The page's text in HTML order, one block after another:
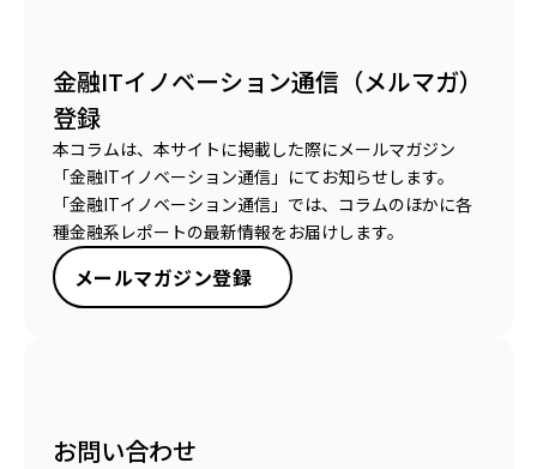
金融ITイノベーション通信（メルマガ）
登録
本コラムは、本サイトに掲載した際にメールマガジン
「金融ITイノベーション通信」にてお知らせします。
「金融ITイノベーション通信」では、コラムのほかに各
種金融系レポートの最新情報をお届けします。
メールマガジン登録
お問い合わせ